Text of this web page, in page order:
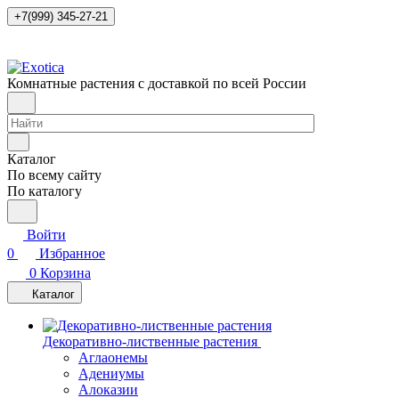
+7(999) 345-27-21
Комнатные растения с доставкой по всей России
Каталог
По всему сайту
По каталогу
Войти
0
Избранное
0 Корзина
Каталог
Декоративно-лиственные растения
Аглаонемы
Адениумы
Алоказии